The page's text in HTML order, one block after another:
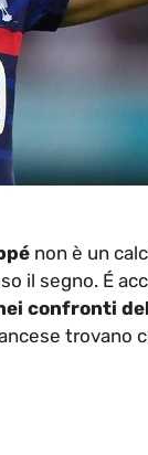
non è un
il segno. É
confronti
trovano